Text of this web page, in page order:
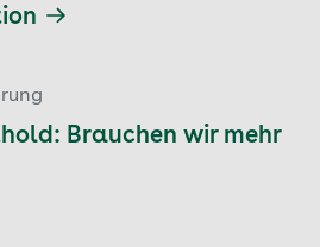
Brauchen wir mehr